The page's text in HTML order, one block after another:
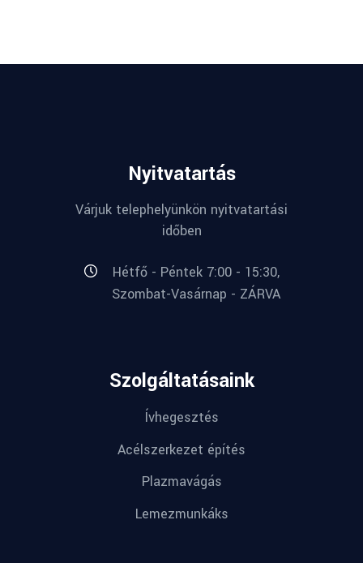
Nyitvatartás
Várjuk telephelyünkön nyitvatartási
időben
Hétfő - Péntek 7:00 - 15:30,
Szombat-Vasárnap - ZÁRVA
Szolgáltatásaink
Ívhegesztés
Acélszerkezet építés
Plazmavágás
Lemezmunkáks